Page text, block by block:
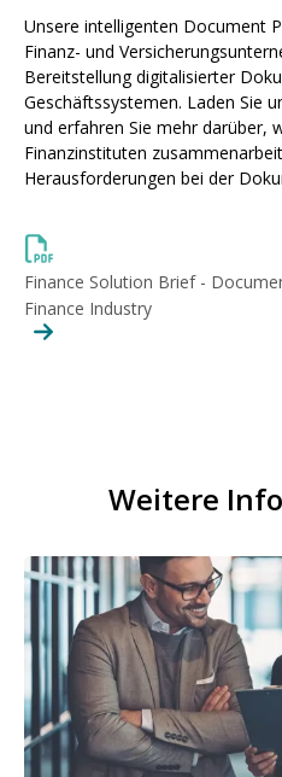
Unsere intelligenten Document
Finanz- und
Bereitstellung digitalisierter
Geschäftssystemen. Laden Sie
und erfahren Sie mehr darüber,
Finanzinstituten
Herausforderungen bei der
Finance Solution Brief -
Finance Industry
Weitere